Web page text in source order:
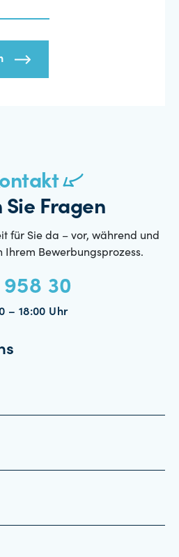
Sie Fragen
für Sie da – vor, während und
Ihrem Bewerbungsprozess.
30
– 18:00 Uhr